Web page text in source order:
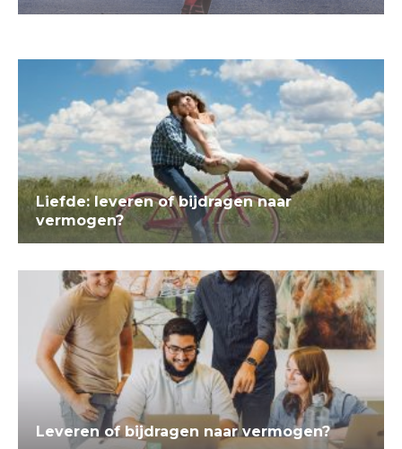
Liefde: leveren of bijdragen naar
vermogen?
Leveren of bijdragen naar vermogen?